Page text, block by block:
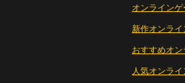
オンライン
新作オンライ
おすすめオ
人気オンラ